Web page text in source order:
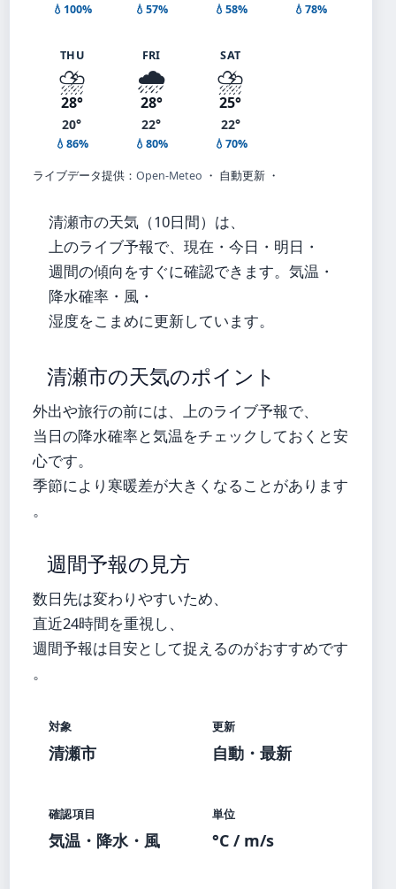
💧100% 💧57% 💧58% 💧78%
THU
⛈️
28°
20°
💧86%
FRI
🌧️
28°
22°
💧80%
SAT
⛈️
25°
22°
💧70%
ライブデータ提供： Open-Meteo ・ 自動更新 ・
清瀬市の天気（10日間）は、
上のライブ予報で、現在・今日・明日・
週間の傾向をすぐに確認できます。気温・
降水確率・風・
湿度をこまめに更新しています。
清瀬市の天気のポイント
外出や旅行の前には、上のライブ予報で、
当日の降水確率と気温をチェックしておくと安
心です。
季節により寒暖差が大きくなることがあります
。
週間予報の見方
数日先は変わりやすいため、
直近24時間を重視し、
週間予報は目安として捉えるのがおすすめです
。
対象
清瀬市
更新
自動・最新
確認項目
気温・降水・風
単位
°C / m/s